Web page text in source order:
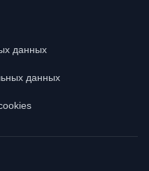
данных
данных